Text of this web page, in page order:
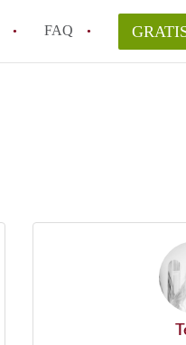
FAQ